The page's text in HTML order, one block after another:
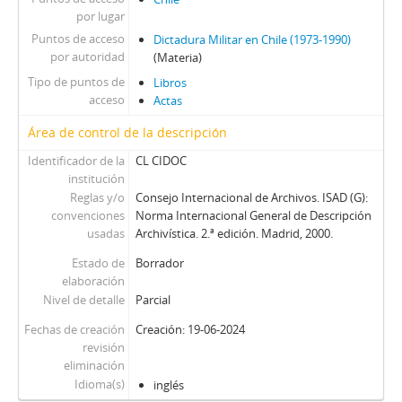
94 - Libro titulado Sobre la construcción del partido, por Rodrigo Ambrosio
95 - Revista Prensa Firme, edición sobre la defensiva fascista contra la izquierda. Año I, 8 de abril de 1969, núm. 1 (78)
96 - Libro Sobre la "Teología de liberación", por Miguel Poradowski
98 - Libro titulado Por qué triunfará Frei
100 - Librillo con inscripciones manuscritas, titulado Estatutos del Partido Comunista de Chile, aprobados en el XII Congreso nacional, marzo de 1962
101 - Folleto mecanografiado con inscripciones manuscritas en inglés, titulado Nueva moral para el trabajo del Chile nuevo de una intervención del doctor Allende ante los jefes de los Servicios Públicos
102 - Folleto Flecha Roja, Órgano oficial del Departamento de capacitación doctrinaria, de la Secretaria general del PDC, núm., 3, enero 1972
103 - Folleto titulado Normas para la nueva constitución emitidas por S. E. El Presidente de la República
104 - Librillo Chile bajo el presidencialismo, por Eduardo Guevara
105 - Libro con discurso en francés de Augusto Pinochet, con motivo de la conmemoración del tercer aniversario del Gobierno, titulado Discours de M. le Président de la République du Chilí, Général Augusto Pinochet Ugarte, à l'occasion du Troisième Anniversaire de son Gouvernement
106 - Folleto sin portada, titulado Documentos del XIII congreso del Partido Comunista de Chile 1965 (10 al 17 de octubre de 1965), edición La unidad socialista-comunista cimiento del movimiento popular, núm., 2
107 - Folleto Flecha Roja, del Órgano oficial del Departamento de capacitación doctrinaria, de la Secretaría general del PDC, núm., 1, julio-agosto 1971
por lugar
Puntos de acceso
por autoridad
Dictadura Militar en Chile (1973-1990)
(Materia)
Tipo de puntos de
acceso
Libros
Actas
Área de control de la descripción
Identificador de la
institución
CL CIDOC
Reglas y/o
convenciones
usadas
Consejo Internacional de Archivos. ISAD (G):
Norma Internacional General de Descripción
Archivística. 2.ª edición. Madrid, 2000.
Estado de
elaboración
Borrador
Nivel de detalle
Parcial
Fechas de creación
revisión
eliminación
Creación: 19-06-2024
Idioma(s) inglés